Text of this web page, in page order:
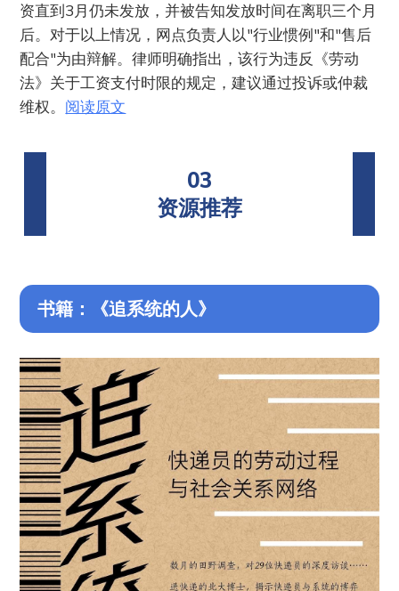
资直到3月仍未发放，并被告知发放时间在离职三个月
后。对于以上情况，网点负责人以"行业惯例"和"售后
配合"为由辩解。律师明确指出，该行为违反《劳动
法》关于工资支付时限的规定，建议通过投诉或仲裁
维权。 阅读原文
03
资源推荐
书籍：《追系统的人》